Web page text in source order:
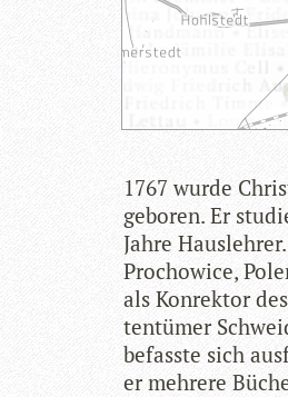
1767 wurde
gebo­ren. Er
Jahre
Pro­chowice,
als Kon­rek­tor
ten­tü­mer
befasste sich
er meh­rere